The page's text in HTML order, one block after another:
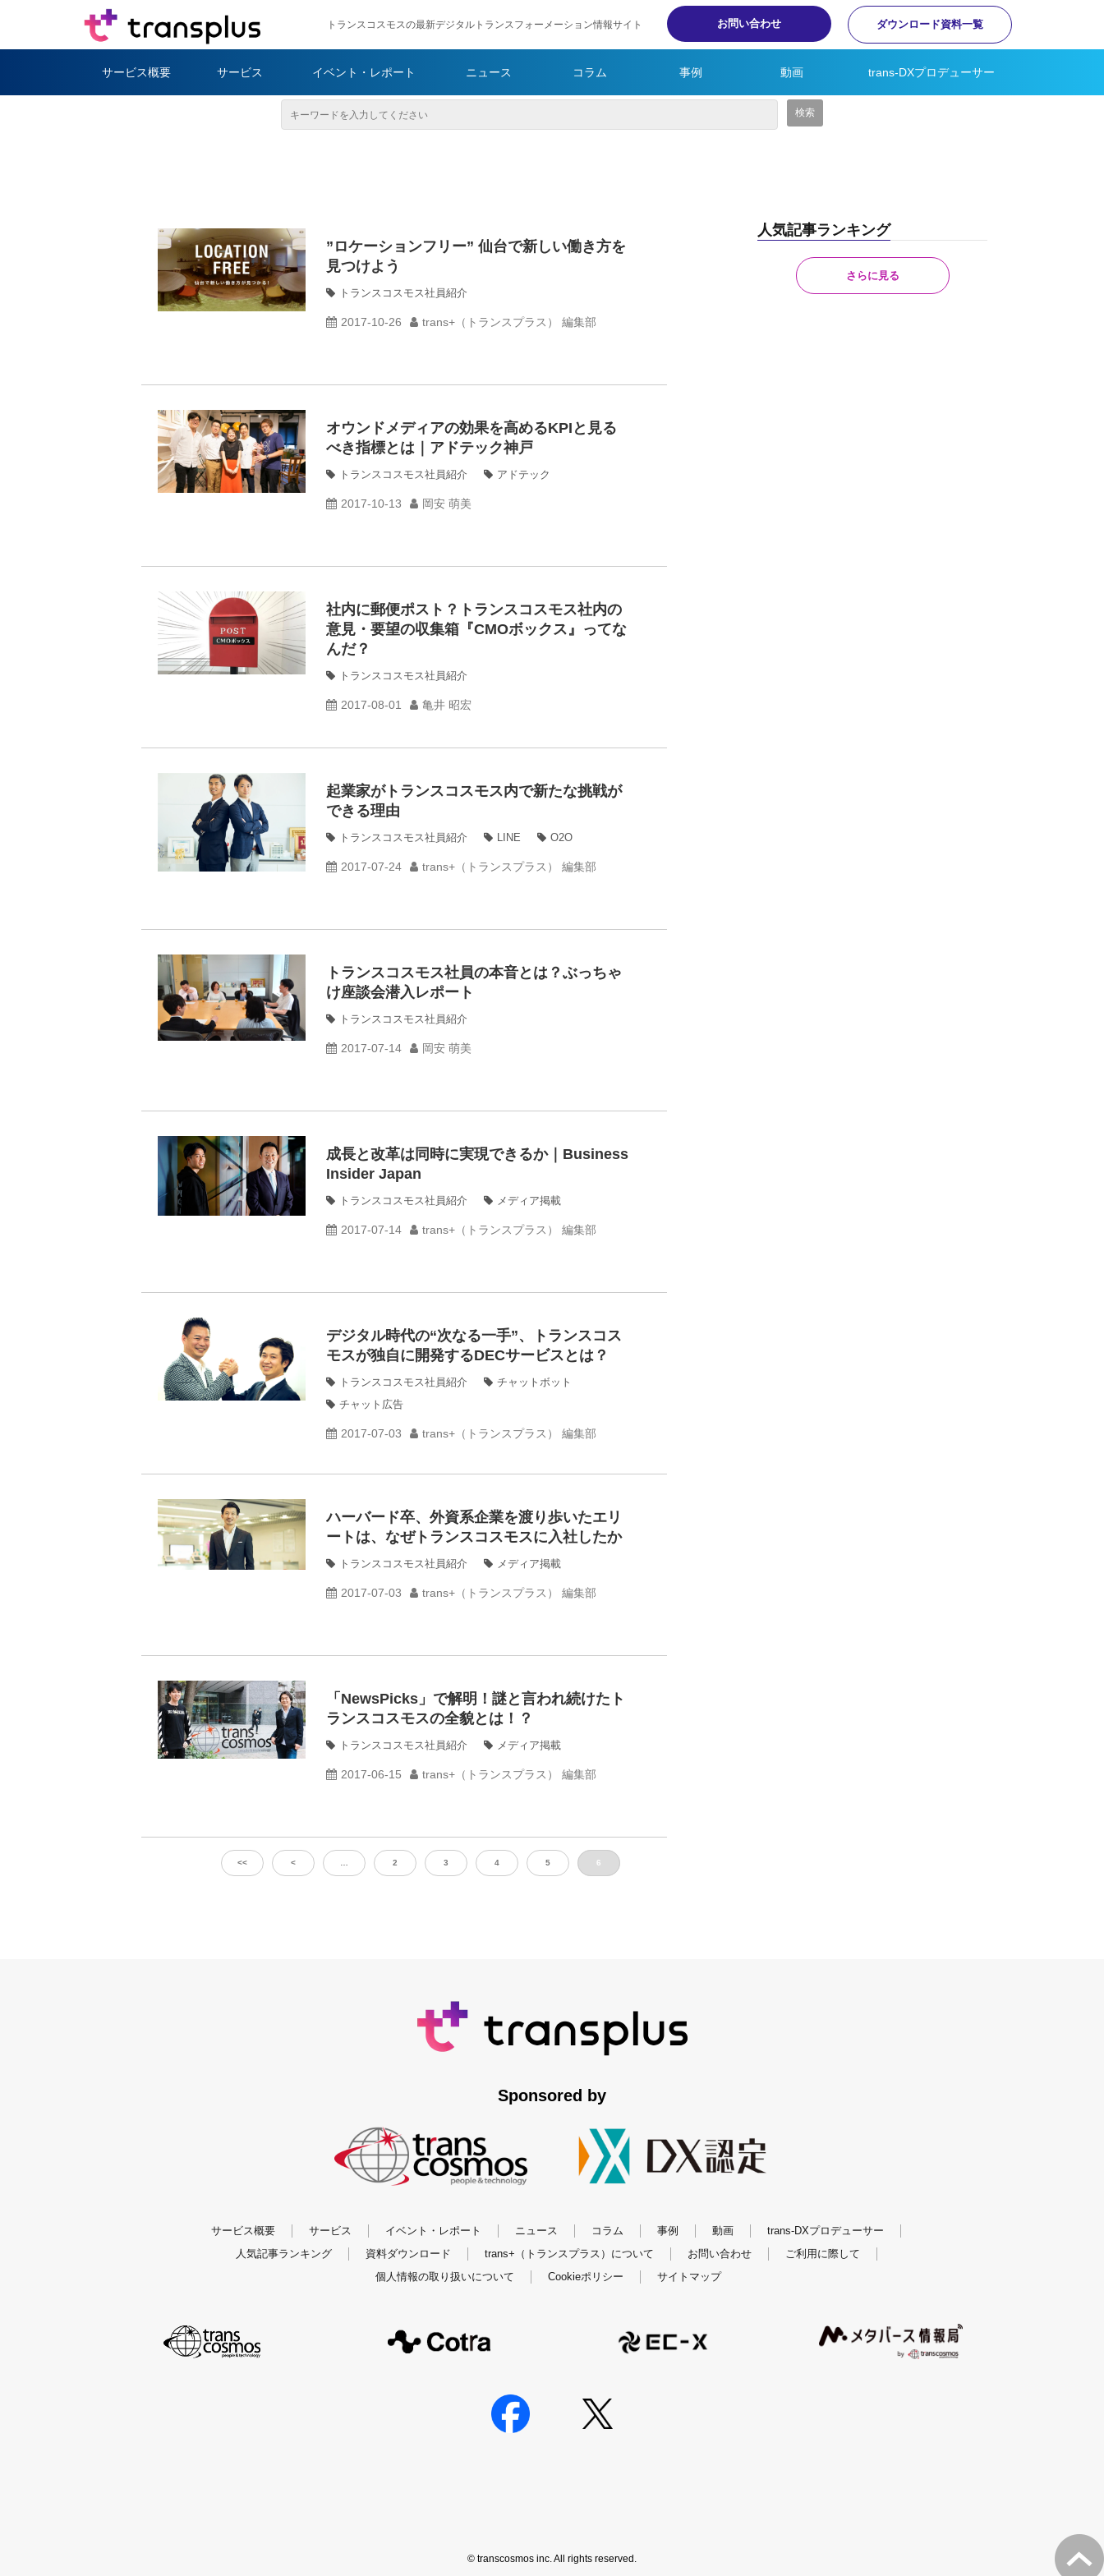
トランスコスモスの最新デジタルトランスフォーメーション情報サイト お問い合わせ ダウンロード資料一覧
サービス概要 サービス イベント・レポート ニュース コラム 事例 動画 trans-DXプロデューサー
”ロケーションフリー” 仙台で新しい働き方を
見つけよう
トランスコスモス社員紹介
2017-10-26 trans+（トランスプラス） 編集部
オウンドメディアの効果を高めるKPIと見る
べき指標とは｜アドテック神戸
トランスコスモス社員紹介 アドテック
2017-10-13 岡安 萌美
社内に郵便ポスト？トランスコスモス社内の
意見・要望の収集箱『CMOボックス』ってな
んだ？
トランスコスモス社員紹介
2017-08-01 亀井 昭宏
起業家がトランスコスモス内で新たな挑戦が
できる理由
トランスコスモス社員紹介 LINE O2O
2017-07-24 trans+（トランスプラス） 編集部
トランスコスモス社員の本音とは？ぶっちゃ
け座談会潜入レポート
トランスコスモス社員紹介
2017-07-14 岡安 萌美
成長と改革は同時に実現できるか｜Business
Insider Japan
トランスコスモス社員紹介 メディア掲載
2017-07-14 trans+（トランスプラス） 編集部
デジタル時代の“次なる一手”、トランスコス
モスが独自に開発するDECサービスとは？
トランスコスモス社員紹介
チャットボット
チャット広告
2017-07-03 trans+（トランスプラス） 編集部
ハーバード卒、外資系企業を渡り歩いたエリ
ートは、なぜトランスコスモスに入社したか
トランスコスモス社員紹介 メディア掲載
2017-07-03 trans+（トランスプラス） 編集部
「NewsPicks」で解明！謎と言われ続けたト
ランスコスモスの全貌とは！？
トランスコスモス社員紹介 メディア掲載
2017-06-15 trans+（トランスプラス） 編集部
<< < 2 3 4 5 6
人気記事ランキング
さらに見る
Sponsored by
サービス概要 サービス イベント・レポート ニュース コラム 事例 動画
trans-DXプロデューサー
人気記事ランキング
資料ダウンロード trans+（トランスプラス）について お問い合わせ
ご利用に際して
個人情報の取り扱いについて
Cookieポリシー サイトマップ
© transcosmos inc. All rights reserved.